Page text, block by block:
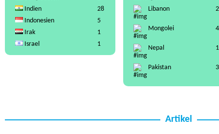
Indien
28
Indonesien
5
Irak
1
Israel
1
Libanon
2
Mongolei 4
Nepal 1
Pakistan 3
Artikel